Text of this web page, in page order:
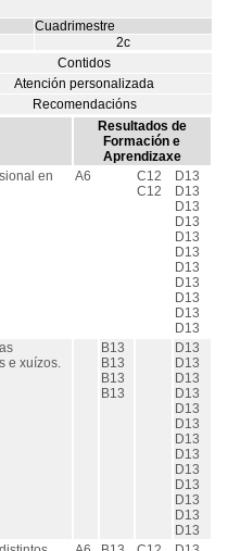
Cuadrimestre
2c
Contidos
Atención personalizada
Recomendacións
Resultados de
Formación e
Aprendizaxe
en
A6
C12
C12
D13
D13
D13
D13
D13
D13
D13
D13
D13
D13
D13
e xuízos.
B13
B13
B13
B13
D13
D13
D13
D13
D13
D13
D13
D13
D13
D13
D13
D13
D13